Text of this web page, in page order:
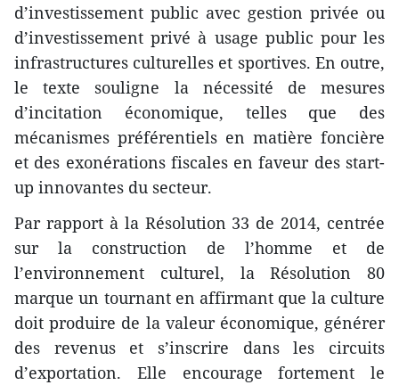
d’investissement public avec gestion privée ou
d’investissement privé à usage public pour les
infrastructures culturelles et sportives. En outre,
le texte souligne la nécessité de mesures
d’incitation économique, telles que des
mécanismes préférentiels en matière foncière
et des exonérations fiscales en faveur des start-
up innovantes du secteur.
​Par rapport à la Résolution 33 de 2014, centrée
sur la construction de l’homme et de
l’environnement culturel, la Résolution 80
marque un tournant en affirmant que la culture
doit produire de la valeur économique, générer
des revenus et s’inscrire dans les circuits
d’exportation. Elle encourage fortement le